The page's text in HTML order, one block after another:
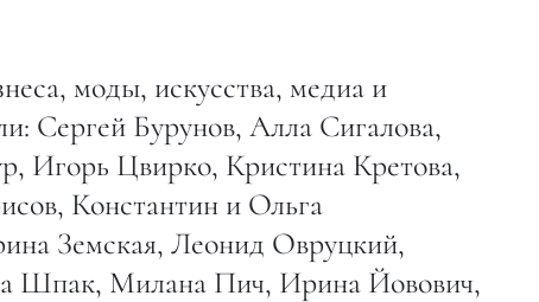
моды, искусства, медиа и
Сергей Бурунов, Алла Сигалова,
Игорь Цвирко, Кристина Кретова,
Константин и Ольга
Земская, Леонид Овруцкий,
Шпак, Милана Пич, Ирина Йовович,